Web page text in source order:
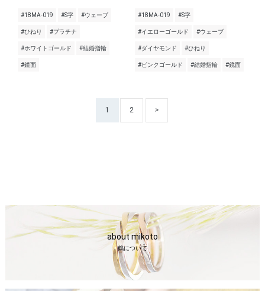
#18MA-019 #S字 #ウェーブ
#ひねり #プラチナ
#ホワイトゴールド #結婚指輪
#鏡面
#18MA-019 #S字
#イエローゴールド #ウェーブ
#ダイヤモンド #ひねり
#ピンクゴールド #結婚指輪 #鏡面
1 2 >
about mikoto
鶴について